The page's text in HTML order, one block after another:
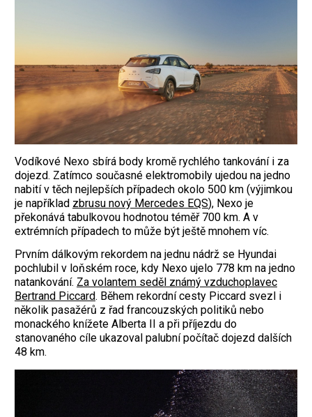
Vodíkové Nexo sbírá body kromě rychlého tankování i za
dojezd. Zatímco současné elektromobily ujedou na jedno
nabití v těch nejlepších případech okolo 500 km (výjimkou
je například zbrusu nový Mercedes EQS), Nexo je
překonává tabulkovou hodnotou téměř 700 km. A v
extrémních případech to může být ještě mnohem víc.
Prvním dálkovým rekordem na jednu nádrž se Hyundai
pochlubil v loňském roce, kdy Nexo ujelo 778 km na jedno
natankování. Za volantem seděl známý vzduchoplavec
Bertrand Piccard. Během rekordní cesty Piccard svezl i
několik pasažérů z řad francouzských politiků nebo
monackého knížete Alberta II a při příjezdu do
stanovaného cíle ukazoval palubní počítač dojezd dalších
48 km.